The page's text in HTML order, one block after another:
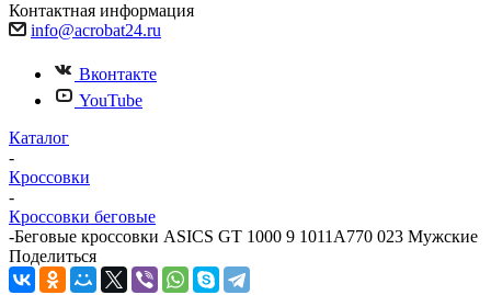
Контактная информация
info@acrobat24.ru
Вконтакте
YouTube
Каталог
-
Кроссовки
-
Кроссовки беговые
-Беговые кроссовки ASICS GT 1000 9 1011A770 023 Мужские
Поделиться